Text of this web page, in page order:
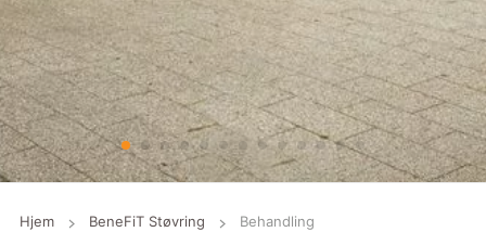
Hjem BeneFiT Støvring Behandling